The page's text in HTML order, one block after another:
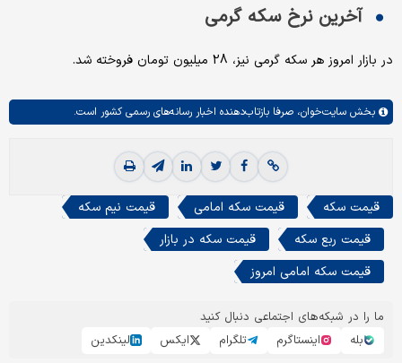
آخرین نرخ سکه گرمی
در بازار امروز هر سکه گرمی نیز، 28 میلیون تومان فروخته شد.
بخش سایت‌خوان، صرفا بازتاب‌دهنده اخبار رسانه‌های رسمی کشور است.
قیمت سکه قیمت سکه امامی
قیمت نیم سکه
قیمت ربع سکه
قیمت سکه در بازار
قیمت سکه امامی امروز
ما را در شبکه‌های اجتماعی دنبال کنید
بله
اینستاگرم تلگرام ایکس لینکدین